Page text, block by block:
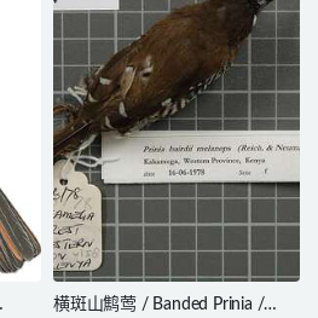
横斑山鹪莺 / Banded Prinia /